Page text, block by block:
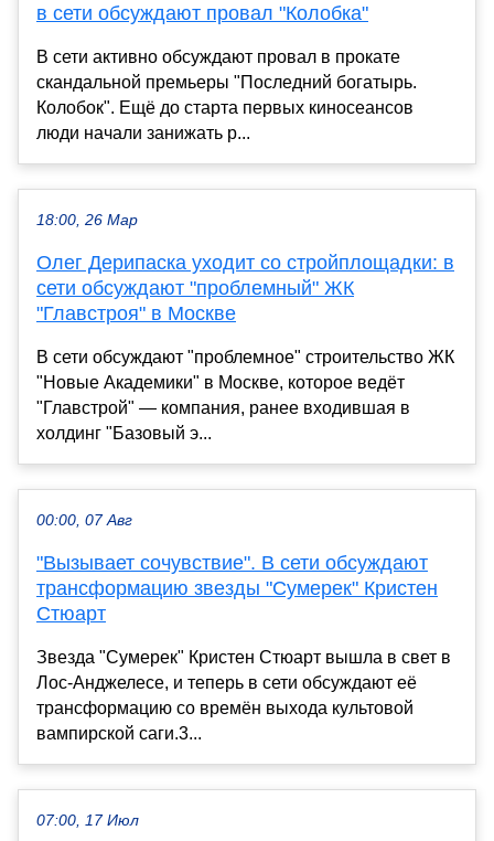
в сети обсуждают провал "Колобка"
В сети активно обсуждают провал в прокате
скандальной премьеры "Последний богатырь.
Колобок". Ещё до старта первых киносеансов
люди начали занижать р...
18:00, 26 Мар
Олег Дерипаска уходит со стройплощадки: в
сети обсуждают "проблемный" ЖК
"Главстроя" в Москве
В сети обсуждают "проблемное" строительство ЖК
"Новые Академики" в Москве, которое ведёт
"Главстрой" — компания, ранее входившая в
холдинг "Базовый э...
00:00, 07 Авг
"Вызывает сочувствие". В сети обсуждают
трансформацию звезды "Сумерек" Кристен
Стюарт
Звезда "Сумерек" Кристен Стюарт вышла в свет в
Лос-Анджелесе, и теперь в сети обсуждают её
трансформацию со времён выхода культовой
вампирской саги.3...
07:00, 17 Июл